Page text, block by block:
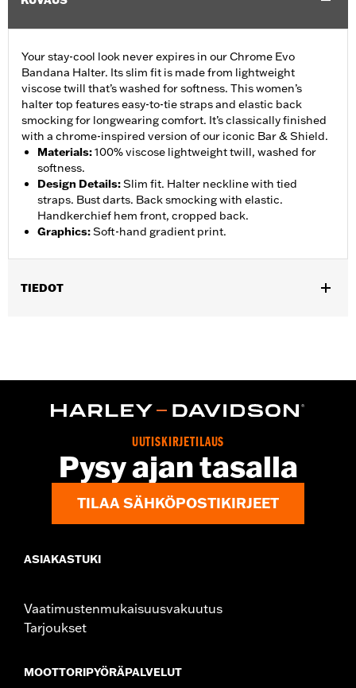
Your stay-cool look never expires in our Chrome Evo
Bandana Halter. Its slim fit is made from lightweight
viscose twill that’s washed for softness. This women’s
halter top features easy-to-tie straps and elastic back
smocking for longwearing comfort. It’s classically finished
with a chrome-inspired version of our iconic Bar & Shield.
Materials:100% viscose lightweight twill, washed for
softness.
Design Details:Slim fit. Halter neckline with tied
straps. Bust darts. Back smocking with elastic.
Handkerchief hem front, cropped back.
Graphics:Soft-hand gradient print.
TIEDOT
Origin:Imported
UUTISKIRJETILAUS
Pysy ajan tasalla
TILAA SÄHKÖPOSTIKIRJEET
ASIAKASTUKI
Vaatimustenmukaisuusvakuutus
Tarjoukset
MOOTTORIPYÖRÄPALVELUT